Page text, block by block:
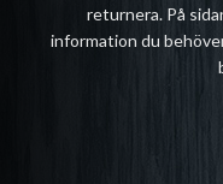
returnera. På
information du